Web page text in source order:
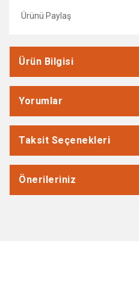
Ürünü Paylaş
Ürün Bilgisi
Yorumlar
Taksit Seçenekleri
Önerileriniz